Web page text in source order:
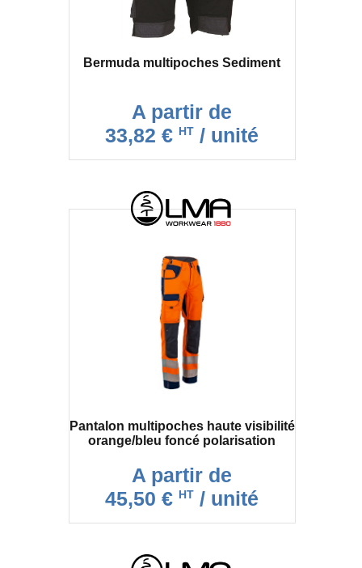
Bermuda multipoches Sediment
A partir de
33,82 € HT / unité
Pantalon multipoches haute visibilité
orange/bleu foncé polarisation
A partir de
45,50 € HT / unité